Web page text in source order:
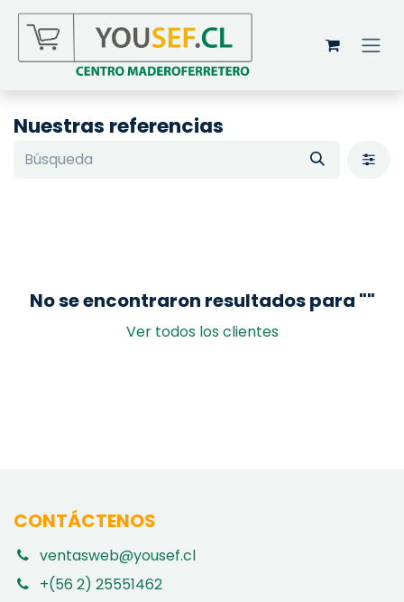
Ir al contenido
Nuestras referencias
No se encontraron resultados para ""
Ver todos los clientes
CONTÁCTENOS
ventasweb@yousef.cl
+(56 2) 25551462